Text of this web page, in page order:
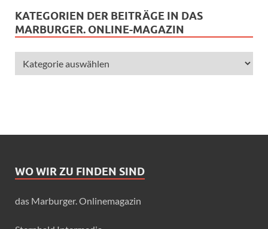
KATEGORIEN DER BEITRÄGE IN DAS
MARBURGER. ONLINE-MAGAZIN
WO WIR ZU FINDEN SIND
das Marburger. Onlinemagazin